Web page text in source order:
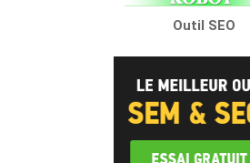
Outil SEO